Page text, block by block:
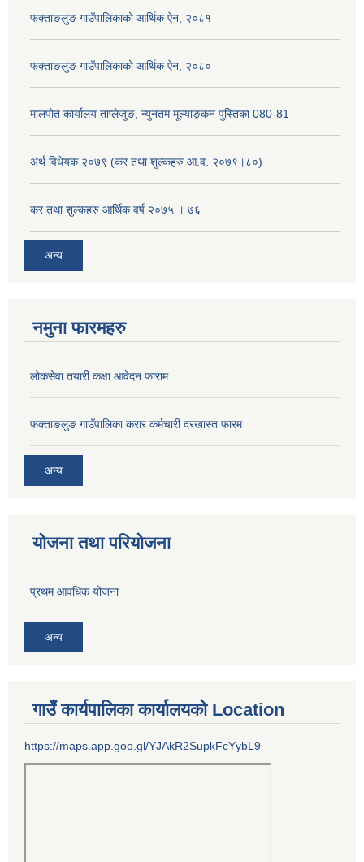
फक्ताङलुङ गाउँपालिकाको आर्थिक ऐन, २०८१
फक्ताङलुङ गाउँपालिकाको आर्थिक ऐन, २०८०
मालपोत कार्यालय ताप्लेजुङ, न्युनतम मूल्याङ्कन पुस्तिका 080-81
अर्थ विधेयक २०७९ (कर तथा शुल्कहरु आ.व. २०७९।८०)
कर तथा शुल्कहरु आर्थिक वर्ष २०७५ । ७६
अन्य
नमुना फारमहरु
लोकसेवा तयारी कक्षा आवेदन फाराम
फक्ताङलुङ गाउँपालिका करार कर्मचारी दरखास्त फारम
अन्य
योजना तथा परियोजना
प्रथम आवधिक योजना
अन्य
गाउँ कार्यपालिका कार्यालयको Location
https://maps.app.goo.gl/YJAkR2SupkFcYybL9